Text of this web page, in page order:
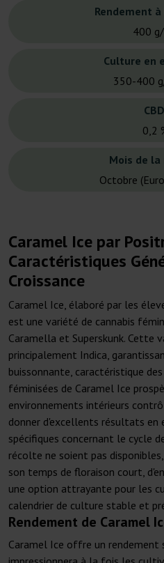
Rendement
400
Culture en
350-400
0,2
Mois de
Octobre
Caramel Ice par
Caractéristiques
Croissance
Caramel Ice, élaboré par les
est une variété de cannabis
Caramella et Superskunk. Cette
principalement Indica,
buissonnante, caractéristique
féminisées de Caramel Ice
environnements intérieurs
donner d'excellents résultats en
spécifiques concernant le cycle
récolte ne soient pas
son temps de floraison court,
une option attrayante pour les
calendrier de culture stable et
Rendement de Caramel
Caramel Ice offre un rendement